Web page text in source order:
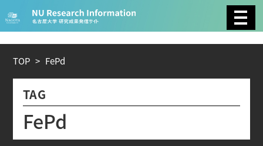
CATEGORY
工学 情報学 数物系科学
TOP > FePd
TAG
FePd